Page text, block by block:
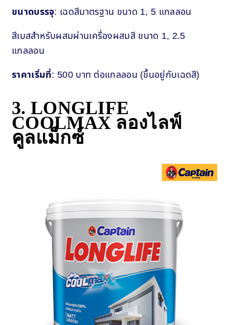
ขนาดบรรจุ: เฉดสีมาตรฐาน ขนาด 1, 5 แกลลอน
สีเบสสำหรับผสมผ่านเครื่องผสมสี ขนาด 1, 2.5
แกลลอน
ราคาเริ่มที่: 500 บาท ต่อแกลลอน (ขึ้นอยู่กับเฉดสี)
3. LONGLIFE
COOLMAX ลองไลฟ์
คูลแม็กซ์